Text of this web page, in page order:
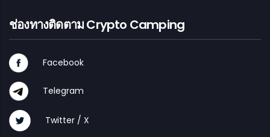
ช่องทางติดตาม Crypto Camping
Facebook
Telegram
Twitter / X